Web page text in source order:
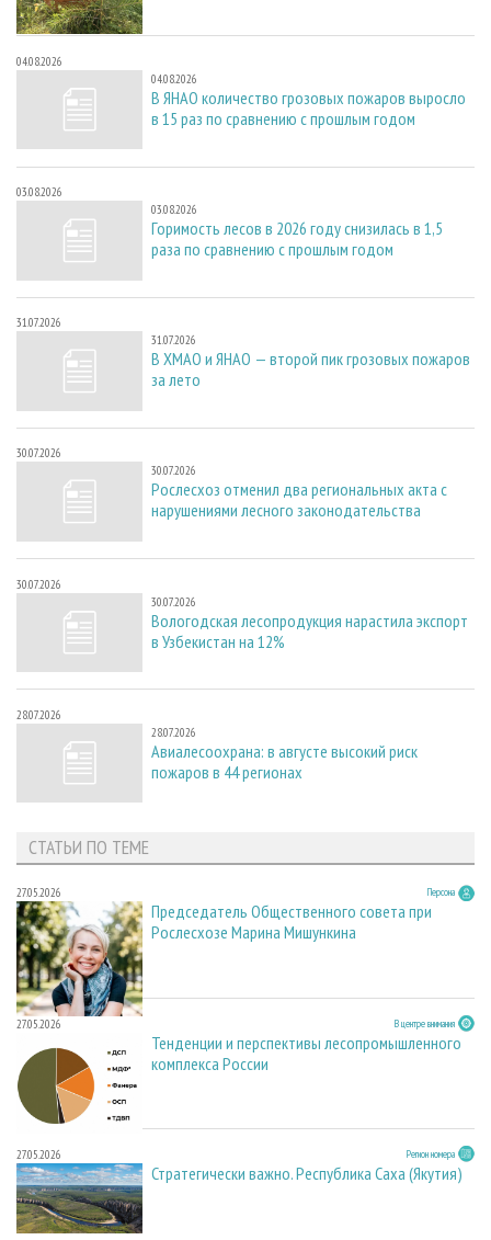
04.08.2026
04.08.2026
В ЯНАО количество грозовых пожаров выросло
в 15 раз по сравнению с прошлым годом
03.08.2026
03.08.2026
Горимость лесов в 2026 году снизилась в 1,5
раза по сравнению с прошлым годом
31.07.2026
31.07.2026
В ХМАО и ЯНАО — второй пик грозовых пожаров
за лето
30.07.2026
30.07.2026
Рослесхоз отменил два региональных акта с
нарушениями лесного законодательства
30.07.2026
30.07.2026
Вологодская лесопродукция нарастила экспорт
в Узбекистан на 12%
28.07.2026
28.07.2026
Авиалесоохрана: в августе высокий риск
пожаров в 44 регионах
СТАТЬИ ПО ТЕМЕ
27.05.2026 Персона
Председатель Общественного совета при
Рослесхозе Марина Мишункина
27.05.2026 В центре внимания
Тенденции и перспективы лесопромышленного
комплекса России
27.05.2026 Регион номера
Стратегически важно. Республика Саха (Якутия)